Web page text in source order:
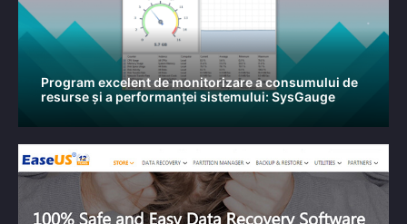
Program excelent de monitorizare a consumului de
resurse și a performanței sistemului: SysGauge